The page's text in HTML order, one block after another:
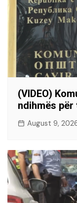
(VIDEO)
ndihmës
August 9,